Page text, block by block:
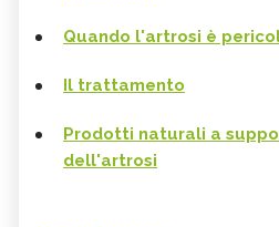
Quando l'artrosi è
Il trattamento
Prodotti naturali a
dell'artrosi